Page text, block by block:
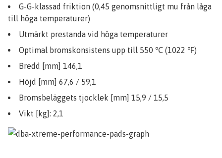
G-G-klassad friktion (0,45 genomsnittligt mu från låga
till höga temperaturer)
Utmärkt prestanda vid höga temperaturer
Optimal bromskonsistens upp till 550 ℃ (1022 ℉)
Bredd [mm] 146,1
Höjd [mm] 67,6 / 59,1
Bromsbeläggets tjocklek [mm] 15,9 / 15,5
Vikt [kg]: 2,1